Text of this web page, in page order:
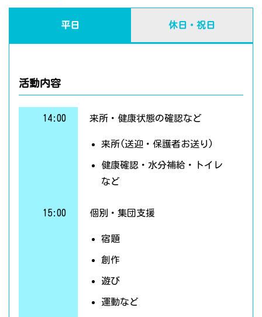
平日 休日・祝日
活動内容
14:00 来所・健康状態の確認など
来所(送迎・保護者お送り)
健康確認・水分補給・トイレ
など
15:00 個別・集団支援
宿題
創作
遊び
運動など